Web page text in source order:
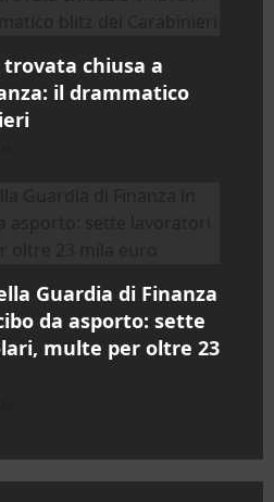
chiusa a
il drammatico
Guardia di Finanza
da asporto: sette
multe per oltre 23